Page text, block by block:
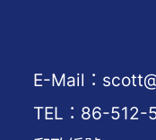
E-Mail：
TEL：86-512-